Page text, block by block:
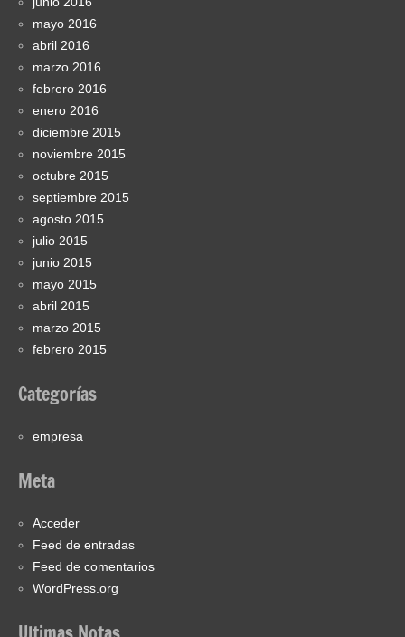
mayo 2016
abril 2016
marzo 2016
febrero 2016
enero 2016
diciembre 2015
noviembre 2015
octubre 2015
septiembre 2015
agosto 2015
julio 2015
junio 2015
mayo 2015
abril 2015
marzo 2015
febrero 2015
Categorías
empresa
Meta
Acceder
Feed de entradas
Feed de comentarios
WordPress.org